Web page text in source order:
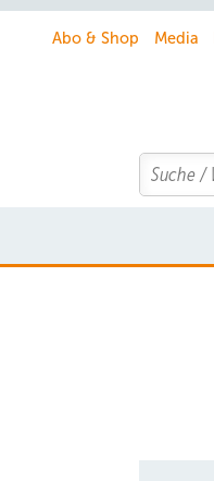
Abo & Shop Media
Search